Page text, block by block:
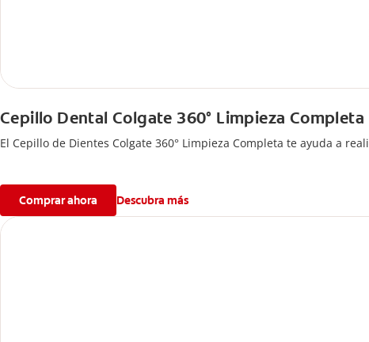
Cepillo Dental Colgate 360° Limpieza Completa
El Cepillo de Dientes Colgate 360° Limpieza Completa te ayuda a
Comprar ahora Descubra más